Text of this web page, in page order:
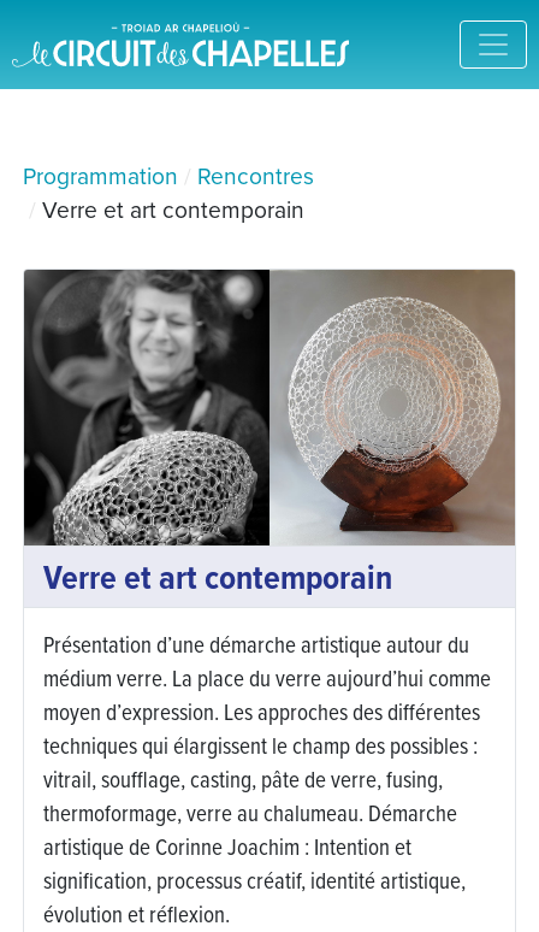
Programmation
Rencontres
Verre et art contemporain
Verre et art contemporain
Présentation d’une démarche artistique autour du
médium verre. La place du verre aujourd’hui comme
moyen d’expression. Les approches des différentes
techniques qui élargissent le champ des possibles :
vitrail, soufflage, casting, pâte de verre, fusing,
thermoformage, verre au chalumeau. Démarche
artistique de Corinne Joachim : Intention et
signification, processus créatif, identité artistique,
évolution et réflexion.